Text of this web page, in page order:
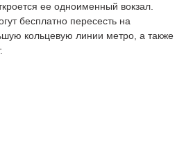
ее одноименный вокзал.
бесплатно пересесть на
кольцевую линии метро, а также